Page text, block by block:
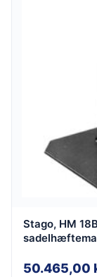
Stago, HM
50.465,00